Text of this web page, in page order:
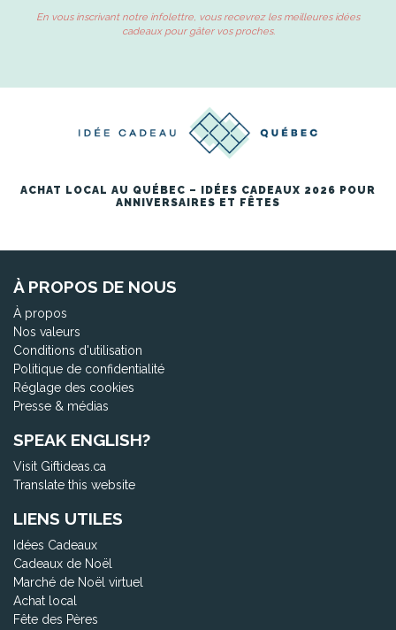
En vous inscrivant notre infolettre, vous recevrez les meilleures idées
cadeaux pour gâter vos proches.
ACHAT LOCAL AU QUÉBEC – IDÉES CADEAUX 2026 POUR
ANNIVERSAIRES ET FÊTES
À PROPOS DE NOUS
À propos
Nos valeurs
Conditions d'utilisation
Politique de confidentialité
Réglage des cookies
Presse & médias
SPEAK ENGLISH?
Visit Giftideas.ca
Translate this website
LIENS UTILES
Idées Cadeaux
Cadeaux de Noël
Marché de Noël virtuel
Achat local
Fête des Pères